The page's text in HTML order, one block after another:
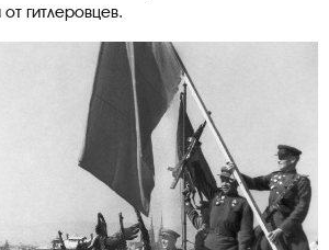
гитлеровцев.